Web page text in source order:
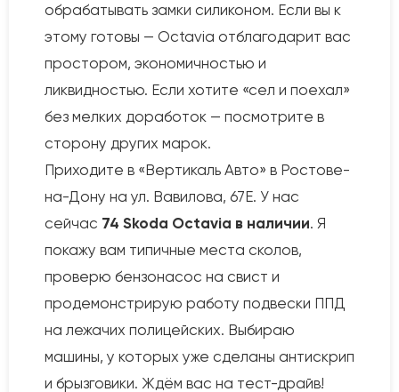
обрабатывать замки силиконом. Если вы к
этому готовы — Octavia отблагодарит вас
простором, экономичностью и
ликвидностью. Если хотите «сел и поехал»
без мелких доработок — посмотрите в
сторону других марок.
Приходите в «Вертикаль Авто» в Ростове-
на-Дону на ул. Вавилова, 67Е. У нас
сейчас 74 Skoda Octavia в наличии. Я
покажу вам типичные места сколов,
проверю бензонасос на свист и
продемонстрирую работу подвески ППД
на лежачих полицейских. Выбираю
машины, у которых уже сделаны антискрип
и брызговики. Ждём вас на тест-драйв!